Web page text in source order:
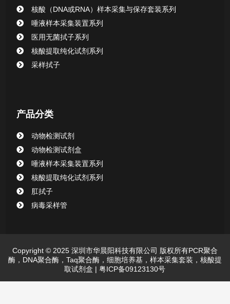
清洁验证棉签系列
动物检测试剂
核酸（DNA或RNA）样本采集与保存套装系列
唾液样本采集装置系列
医用无菌拭子系列
核酸提取纯化试剂系列
采样拭子
产品分类
动物检测试剂
动物检测试剂盒
唾液样本采集装置系列
核酸提取纯化试剂系列
肛拭子
病毒采样管
Copyright © 2025 深圳市华晨阳科技有限公司 版权所有PCR聚合
酶，DNA聚合酶，Taq聚合酶，细胞培养基，样本采集套装，核酸提
取试剂盒 | 粤ICP备09123130号